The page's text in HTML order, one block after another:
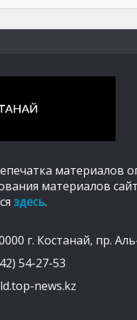
материалов
материалов
здесь.
г. Костанай, пр.
54-27-53
news.kz